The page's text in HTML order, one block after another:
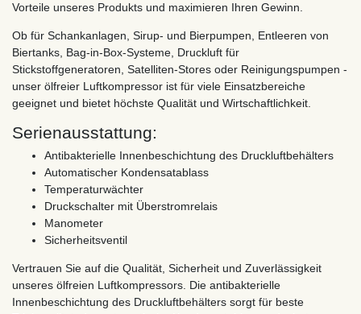
Vorteile unseres Produkts und maximieren Ihren Gewinn.
Ob für Schankanlagen, Sirup- und Bierpumpen, Entleeren von
Biertanks, Bag-in-Box-Systeme, Druckluft für
Stickstoffgeneratoren, Satelliten-Stores oder Reinigungspumpen -
unser ölfreier Luftkompressor ist für viele Einsatzbereiche
geeignet und bietet höchste Qualität und Wirtschaftlichkeit.
Serienausstattung:
Antibakterielle Innenbeschichtung des Druckluftbehälters
Automatischer Kondensatablass
Temperaturwächter
Druckschalter mit Überstromrelais
Manometer
Sicherheitsventil
Vertrauen Sie auf die Qualität, Sicherheit und Zuverlässigkeit
unseres ölfreien Luftkompressors. Die antibakterielle
Innenbeschichtung des Druckluftbehälters sorgt für beste